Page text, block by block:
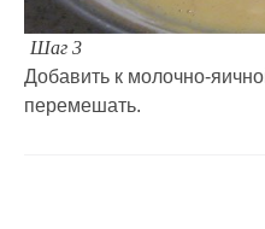
Шаг 3
Добавить к молочно-
перемешать.